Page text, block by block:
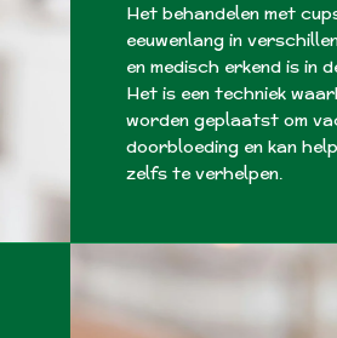
Het behandelen met
eeuwenlang in
en medisch erkend is in
Het is een techniek
worden geplaatst om
doorbloeding en kan
zelfs te verhelpen.